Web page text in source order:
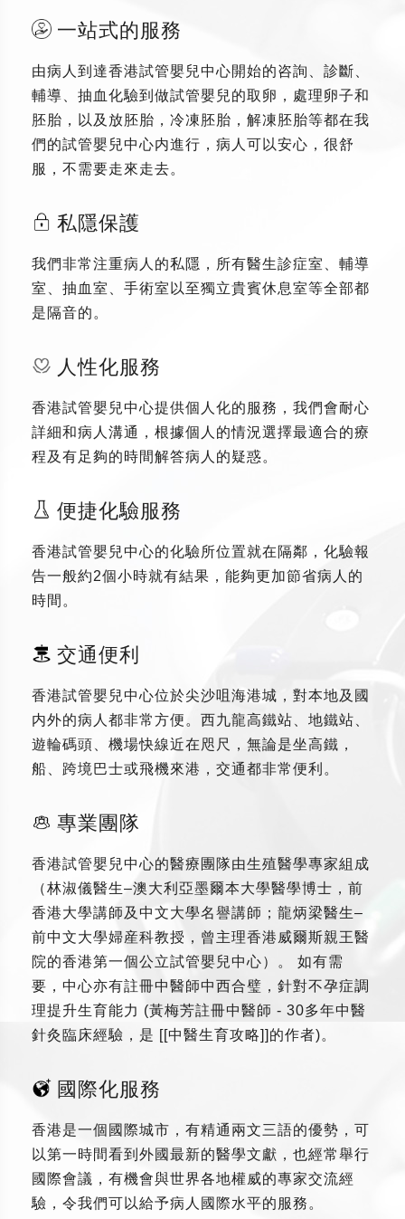
一站式的服務
由病人到達香港試管嬰兒中心開始的咨詢、診斷、
輔導、抽血化驗到做試管嬰兒的取卵，處理卵子和
胚胎，以及放胚胎，冷凍胚胎，解凍胚胎等都在我
們的試管嬰兒中心内進行，病人可以安心，很舒
服，不需要走來走去。
私隱保護
我們非常注重病人的私隱，所有醫生診症室、輔導
室、抽血室、手術室以至獨立貴賓休息室等全部都
是隔音的。
人性化服務
香港試管嬰兒中心提供個人化的服務，我們會耐心
詳細和病人溝通，根據個人的情況選擇最適合的療
程及有足夠的時間解答病人的疑惑。
便捷化驗服務
香港試管嬰兒中心的化驗所位置就在隔鄰，化驗報
告一般約2個小時就有結果，能夠更加節省病人的
時間。
交通便利
香港試管嬰兒中心位於尖沙咀海港城，對本地及國
内外的病人都非常方便。西九龍高鐵站、地鐵站、
遊輪碼頭、機場快線近在咫尺，無論是坐高鐵，
船、跨境巴士或飛機來港，交通都非常便利。
專業團隊
香港試管嬰兒中心的醫療團隊由生殖醫學專家組成
（林淑儀醫生–澳大利亞墨爾本大學醫學博士，前
香港大學講師及中文大學名譽講師；龍炳梁醫生–
前中文大學婦産科教授，曾主理香港威爾斯親王醫
院的香港第一個公立試管嬰兒中心）。 如有需
要，中心亦有註冊中醫師中西合璧，針對不孕症調
理提升生育能力 (黃梅芳註冊中醫師 - 30多年中醫
針灸臨床經驗，是 [[中醫生育攻略]]的作者)。
國際化服務
香港是一個國際城市，有精通兩文三語的優勢，可
以第一時間看到外國最新的醫學文獻，也經常舉行
國際會議，有機會與世界各地權威的專家交流經
驗，令我們可以給予病人國際水平的服務。